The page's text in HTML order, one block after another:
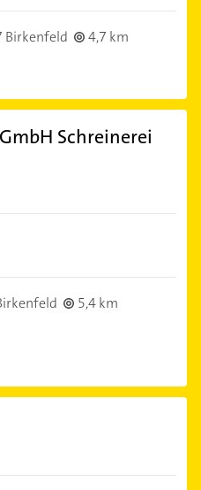
Birkenfeld
4,7 km
Schreinerei
5,4 km